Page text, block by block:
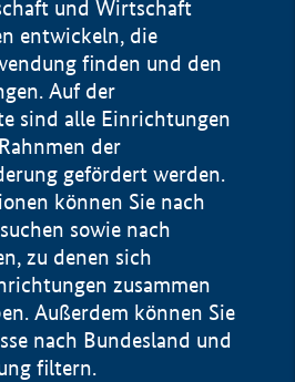
und Wirtschaft
entwickeln, die
finden und den
Auf der
sind alle Einrichtungen
der
gefördert werden.
können Sie nach
sowie nach
zu denen sich
zusammen
Außerdem können Sie
nach Bundesland und
filtern.